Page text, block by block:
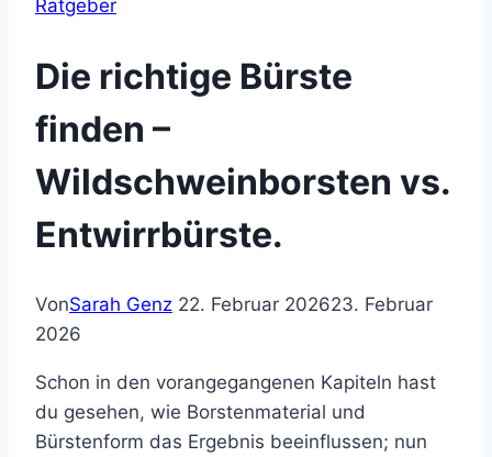
Ratgeber
Die richtige Bürste
finden –
Wildschweinborsten vs.
Entwirrbürste.
VonSarah Genz 22. Februar 202623. Februar
2026
Schon in den vorangegangenen Kapiteln hast
du gesehen, wie Borstenmaterial und
Bürstenform das Ergebnis beeinflussen; nun